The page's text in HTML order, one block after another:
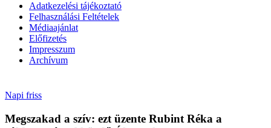
Adatkezelési tájékoztató
Felhasználási Feltételek
Médiaajánlat
Előfizetés
Impresszum
Archívum
Napi friss
Megszakad a szív: ezt üzente Rubint Réka a